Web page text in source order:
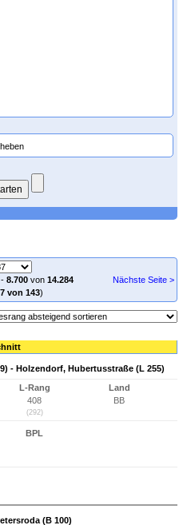
8.700von 14.284
von 143)
Nächste Seite >
- Holzendorf, Hubertusstraße (L 255)
L-Rang
408
(292)
Land
BB
BPL
(B 100)